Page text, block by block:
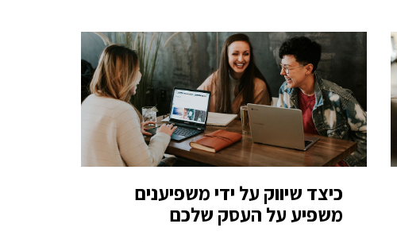
כיצד שיווק על ידי משפיענים
משפיע על העסק שלכם